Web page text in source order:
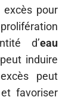
excès pour
d’eau
induire
peut
favoriser